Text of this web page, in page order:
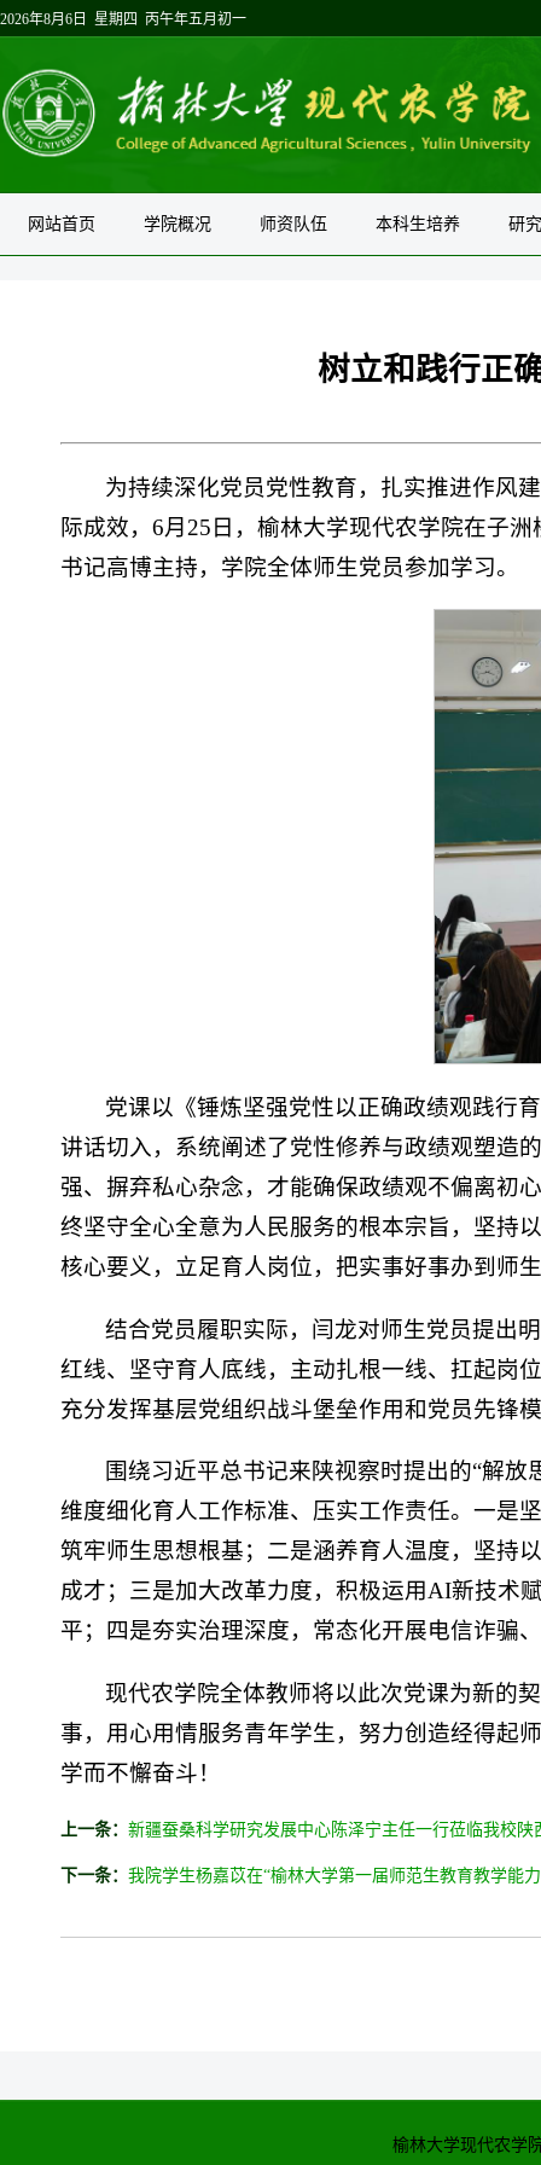
2026年8月6日 星期四 丙午年五月初一
网站首页 学院概况 师资队伍 本科生培养 研
树立和践行正
为持续深化党员党性教育，扎实推进作风
际成效，6月25日，榆林大学现代农学院在子
书记高博主持，学院全体师生党员参加学习。
党课以《锤炼坚强党性以正确政绩观践行
讲话切入，系统阐述了党性修养与政绩观塑造
强、摒弃私心杂念，才能确保政绩观不偏离初
终坚守全心全意为人民服务的根本宗旨，坚持
核心要义，立足育人岗位，把实事好事办到师
结合党员履职实际，闫龙对师生党员提出
红线、坚守育人底线，主动扎根一线、扛起岗
充分发挥基层党组织战斗堡垒作用和党员先锋
围绕习近平总书记来陕视察时提出的“解
维度细化育人工作标准、压实工作责任。一是
筑牢师生思想根基；二是涵养育人温度，坚持
成才；三是加大改革力度，积极运用AI新技术
平；四是夯实治理深度，常态化开展电信诈骗
现代农学院全体教师将以此次党课为新的
事，用心用情服务青年学生，努力创造经得起
学而不懈奋斗！
上一条： 新疆蚕桑科学研究发展中心陈泽宁主任一行莅临我校陕
下一条： 我院学生杨嘉苡在“榆林大学第一届师范生教育教学能
榆林大学现代农学